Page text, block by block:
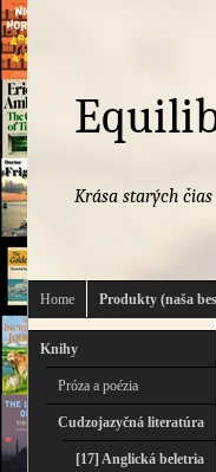
Krása starých
Home Produkty (naša
Knihy
Próza a poézia
Cudzojazyčná literatúra
[17] Anglická beletria